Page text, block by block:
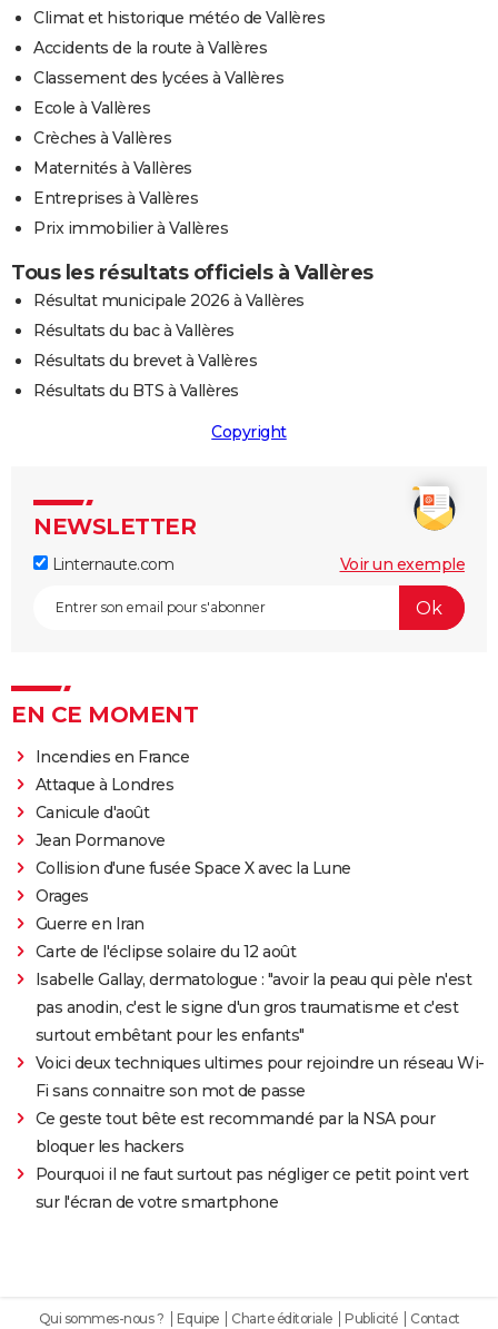
Climat et historique météo de Vallères
Accidents de la route à Vallères
Classement des lycées à Vallères
Ecole à Vallères
Crèches à Vallères
Maternités à Vallères
Entreprises à Vallères
Prix immobilier à Vallères
Tous les résultats officiels à Vallères
Résultat municipale 2026 à Vallères
Résultats du bac à Vallères
Résultats du brevet à Vallères
Résultats du BTS à Vallères
Copyright
NEWSLETTER
Linternaute.com Voir un exemple
EN CE MOMENT
Incendies en France
Attaque à Londres
Canicule d'août
Jean Pormanove
Collision d'une fusée Space X avec la Lune
Orages
Guerre en Iran
Carte de l'éclipse solaire du 12 août
Isabelle Gallay, dermatologue : "avoir la peau qui pèle n'est
pas anodin, c'est le signe d'un gros traumatisme et c'est
surtout embêtant pour les enfants"
Voici deux techniques ultimes pour rejoindre un réseau Wi-
Fi sans connaitre son mot de passe
Ce geste tout bête est recommandé par la NSA pour
bloquer les hackers
Pourquoi il ne faut surtout pas négliger ce petit point vert
sur l'écran de votre smartphone
Qui sommes-nous ? Equipe Charte éditoriale Publicité Contact